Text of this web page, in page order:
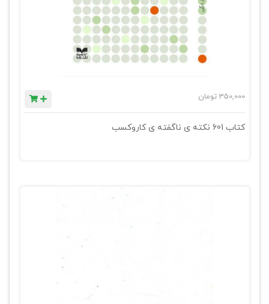
350,000 تومان
کتاب 601 نکته ی ناگفته ی کاروکسب